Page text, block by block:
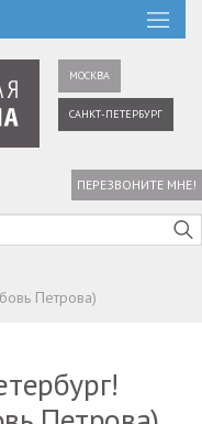
МОСКВА
САНКТ-ПЕТЕРБУРГ
ПЕРЕЗВОНИТЕ МНЕ!
Петрова)